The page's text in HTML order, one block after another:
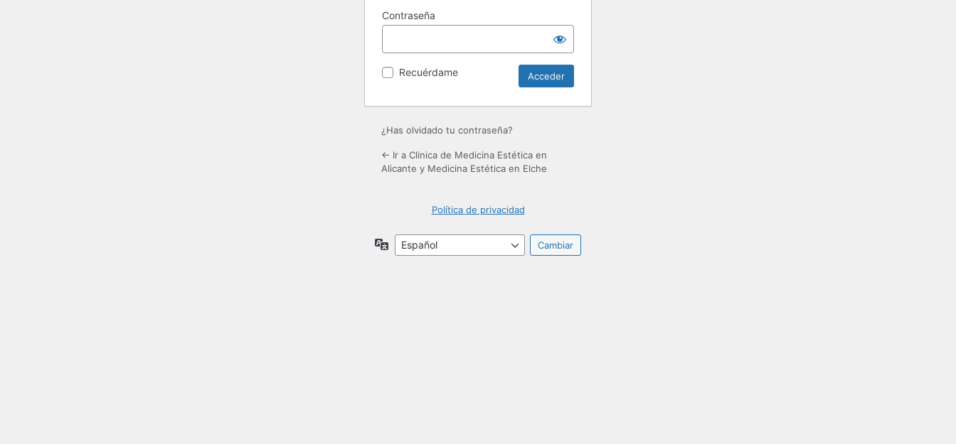
Contraseña
Recuérdame
¿Has olvidado tu contraseña?
← Ir a Clinica de Medicina Estética en
Alicante y Medicina Estética en Elche
Política de privacidad
Idioma